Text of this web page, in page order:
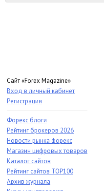
Сайт «Forex Magazine»
Вход в личный кабинет
Регистрация
Форекс блоги
Рейтинг брокеров 2026
Новости рынка форекс
Магазин цифровых товаров
Каталог сайтов
Рейтинг сайтов TOP100
Архив журнала